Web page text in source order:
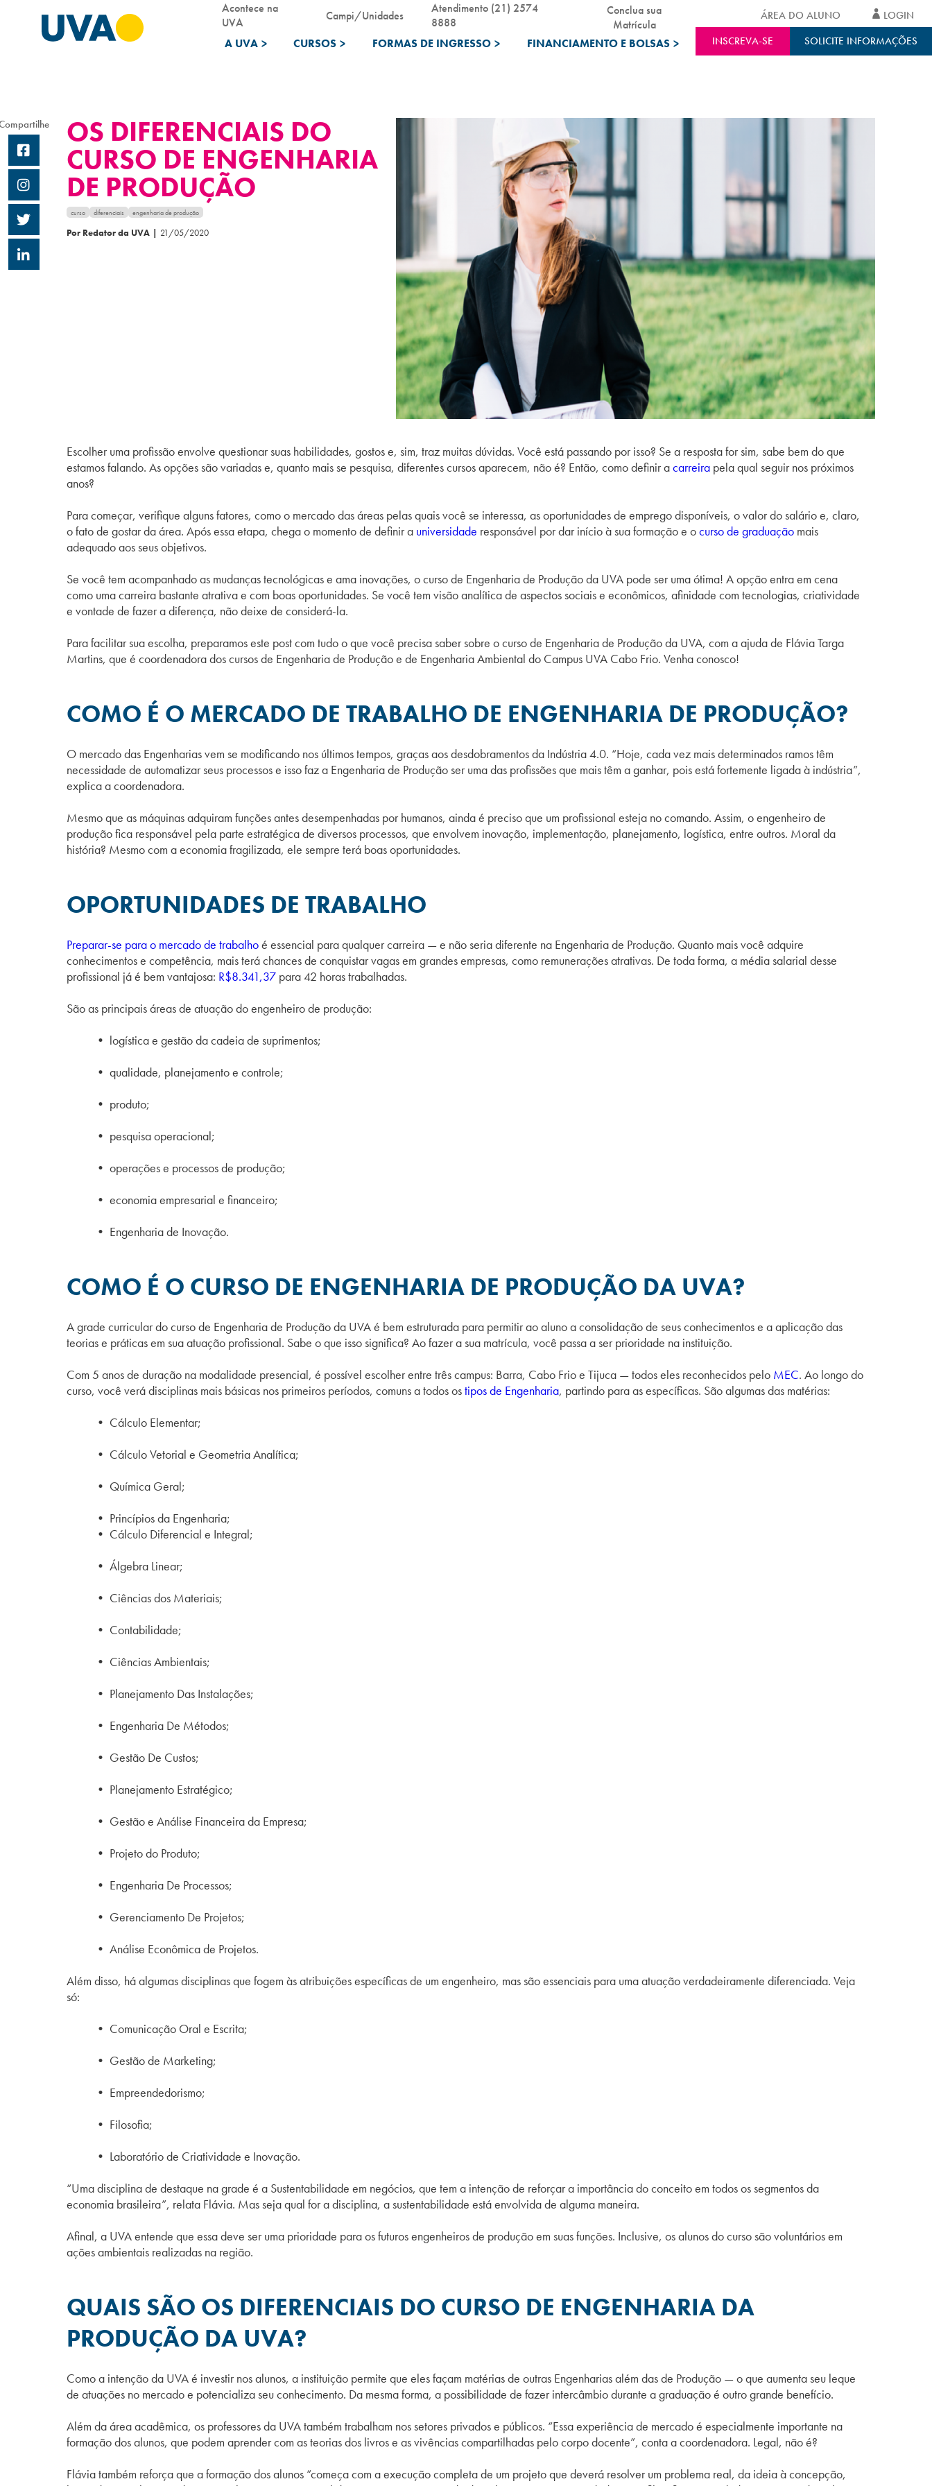
A UVA > CURSOS > FORMAS DE INGRESSO > FINANCIAMENTO E BOLSAS >
Acontece na
UVA
Campi/Unidades
Atendimento (21) 2574
8888
Conclua sua
Matrícula
INSCREVA-SE SOLICITE INFORMAÇÕES
ÁREA DO ALUNO LOGIN
OS DIFERENCIAIS DO
CURSO DE ENGENHARIA
DE PRODUÇÃO
curso diferenciais engenharia de produção
Por Redator da UVA | 21/05/2020
Escolher uma profissão envolve questionar suas habilidades, gostos e, sim, traz muitas dúvidas. Você está passando por isso? Se a resposta for sim, sabe bem do que
estamos falando. As opções são variadas e, quanto mais se pesquisa, diferentes cursos aparecem, não é? Então, como definir acarreira pela qual seguir nos próximos
anos?
Para começar, verifique alguns fatores, como o mercado das áreas pelas quais você se interessa, as oportunidades de emprego disponíveis, o valor do salário e, claro,
o fato de gostar da área. Após essa etapa, chega o momento de definir a universidade responsável por dar início à sua formação e ocurso de graduação mais
adequado aos seus objetivos.
Se você tem acompanhado as mudanças tecnológicas e ama inovações, o curso de Engenharia de Produção da UVA pode ser uma ótima! A opção entra em cena
como uma carreira bastante atrativa e com boas oportunidades. Se você tem visão analítica de aspectos sociais e econômicos, afinidade com tecnologias, criatividade
e vontade de fazer a diferença, não deixe de considerá-la.
Para facilitar sua escolha, preparamos este post com tudo o que você precisa saber sobre o curso de Engenharia de Produção da UVA, com a ajuda de Flávia Targa
Martins, que é coordenadora dos cursos de Engenharia de Produção e de Engenharia Ambiental do Campus UVA Cabo Frio. Venha conosco!
COMO É O MERCADO DE TRABALHO DE ENGENHARIA DE PRODUÇÃO?
O mercado das Engenharias vem se modificando nos últimos tempos, graças aos desdobramentos da Indústria 4.0. “Hoje, cada vez mais determinados ramos têm
necessidade de automatizar seus processos e isso faz a Engenharia de Produção ser uma das profissões que mais têm a ganhar, pois está fortemente ligada à indústria”,
explica a coordenadora.
Mesmo que as máquinas adquiram funções antes desempenhadas por humanos, ainda é preciso que um profissional esteja no comando. Assim, o engenheiro de
produção fica responsável pela parte estratégica de diversos processos, que envolvem inovação, implementação, planejamento, logística, entre outros. Moral da
história? Mesmo com a economia fragilizada, ele sempre terá boas oportunidades.
OPORTUNIDADES DE TRABALHO
Preparar-se para o mercado de trabalhoé essencial para qualquer carreira — e não seria diferente na Engenharia de Produção. Quanto mais você adquire
conhecimentos e competência, mais terá chances de conquistar vagas em grandes empresas, como remunerações atrativas. De toda forma, a média salarial desse
profissional já é bem vantajosa: R$8.341,37 para 42 horas trabalhadas.
São as principais áreas de atuação do engenheiro de produção:
• logística e gestão da cadeia de suprimentos;
• qualidade, planejamento e controle;
• produto;
• pesquisa operacional;
• operações e processos de produção;
• economia empresarial e financeiro;
• Engenharia de Inovação.
COMO É O CURSO DE ENGENHARIA DE PRODUÇÃO DA UVA?
A grade curricular do curso de Engenharia de Produção da UVA é bem estruturada para permitir ao aluno a consolidação de seus conhecimentos e a aplicação das
teorias e práticas em sua atuação profissional. Sabe o que isso significa? Ao fazer a sua matrícula, você passa a ser prioridade na instituição.
Com 5 anos de duração na modalidade presencial, é possível escolher entre três campus: Barra, Cabo Frio e Tijuca — todos eles reconhecidos pelo MEC. Ao longo do
curso, você verá disciplinas mais básicas nos primeiros períodos, comuns a todos ostipos de Engenharia, partindo para as específicas. São algumas das matérias:
• Cálculo Elementar;
• Cálculo Vetorial e Geometria Analítica;
• Química Geral;
• Princípios da Engenharia;
• Cálculo Diferencial e Integral;
• Álgebra Linear;
• Ciências dos Materiais;
• Contabilidade;
• Ciências Ambientais;
• Planejamento Das Instalações;
• Engenharia De Métodos;
• Gestão De Custos;
• Planejamento Estratégico;
• Gestão e Análise Financeira da Empresa;
• Projeto do Produto;
• Engenharia De Processos;
• Gerenciamento De Projetos;
• Análise Econômica de Projetos.
Além disso, há algumas disciplinas que fogem às atribuições específicas de um engenheiro, mas são essenciais para uma atuação verdadeiramente diferenciada. Veja
só:
• Comunicação Oral e Escrita;
• Gestão de Marketing;
• Empreendedorismo;
• Filosofia;
• Laboratório de Criatividade e Inovação.
“Uma disciplina de destaque na grade é a Sustentabilidade em negócios, que tem a intenção de reforçar a importância do conceito em todos os segmentos da
economia brasileira”, relata Flávia. Mas seja qual for a disciplina, a sustentabilidade está envolvida de alguma maneira.
Afinal, a UVA entende que essa deve ser uma prioridade para os futuros engenheiros de produção em suas funções. Inclusive, os alunos do curso são voluntários em
ações ambientais realizadas na região.
QUAIS SÃO OS DIFERENCIAIS DO CURSO DE ENGENHARIA DA
PRODUÇÃO DA UVA?
Como a intenção da UVA é investir nos alunos, a instituição permite que eles façam matérias de outras Engenharias além das de Produção — o que aumenta seu leque
de atuações no mercado e potencializa seu conhecimento. Da mesma forma, a possibilidade de fazer intercâmbio durante a graduação é outro grande benefício.
Além da área acadêmica, os professores da UVA também trabalham nos setores privados e públicos. “Essa experiência de mercado é especialmente importante na
formação dos alunos, que podem aprender com as teorias dos livros e as vivências compartilhadas pelo corpo docente”, conta a coordenadora. Legal, não é?
Flávia também reforça que a formação dos alunos “começa com a execução completa de um projeto que deverá resolver um problema real, da ideia à concepção,